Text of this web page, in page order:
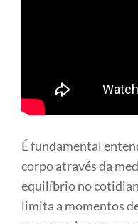
É fundamental
corpo através da
equilíbrio no
limita a momentos